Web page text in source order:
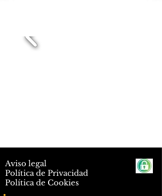
Aviso legal
Política de Privacidad
Política de Cookies